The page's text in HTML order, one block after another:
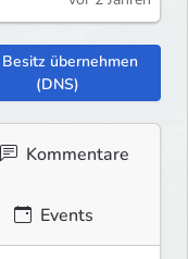
Besitz übernehmen
(DNS)
Kommentare
Events